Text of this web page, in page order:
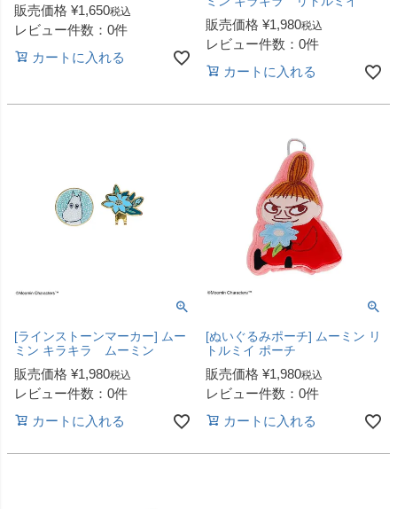
販売価格 ¥1,650税込
レビュー件数：0件
カートに入れる
販売価格 ¥1,980税込
レビュー件数：0件
カートに入れる
[ラインストーンマーカー] ムー
ミン キラキラ ムーミン
販売価格 ¥1,980税込
レビュー件数：0件
カートに入れる
[ぬいぐるみポーチ] ムーミン リ
トルミイ ポーチ
販売価格 ¥1,980税込
レビュー件数：0件
カートに入れる